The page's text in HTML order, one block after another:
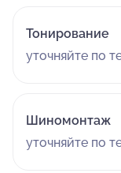
Тонирование
уточняйте по
Шиномонтаж
уточняйте по